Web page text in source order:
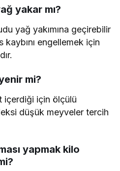
yakar mı?
yağ yakımına geçirebilir
engellemek için
mi?
içerdiği için ölçülü
düşük meyveler tercih
yapmak kilo